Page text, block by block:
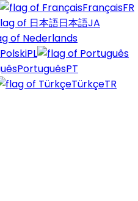
FrançaisFR
日本語JA
PolskiPL
PortuguêsPT
TürkçeTR